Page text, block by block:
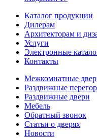
Каталог продукции
Дилерам
Архитекторам и
Услуги
Электронные
Контакты
Межкомнатные
Раздвижные
Раздвижные двери
Мебель
Обратный звонок
Статьи о дверях
Новости